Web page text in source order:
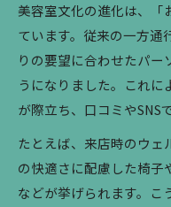
美容室文化の進化は、「
ています。従来の一方通
りの要望に合わせたパー
うになりました。これ
が際立ち、口コミやSNS
たとえば、来店時のウェ
の快適さに配慮した椅子
などが挙げられます。こ